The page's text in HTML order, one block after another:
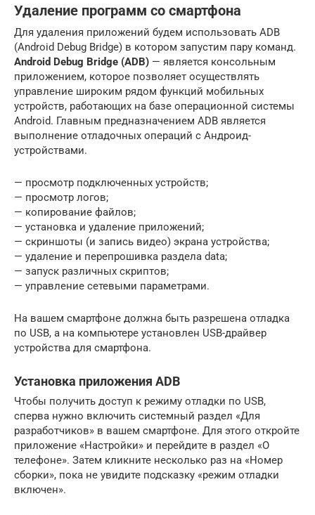
Удаление программ со смартфона
Для удаления приложений будем использовать ADB
(Android Debug Bridge) в котором запустим пару команд.
Android Debug Bridge (ADB) — является консольным
приложением, которое позволяет осуществлять
управление широким рядом функций мобильных
устройств, работающих на базе операционной системы
Android. Главным предназначением ADB является
выполнение отладочных операций с Андроид-
устройствами.
— просмотр подключенных устройств;
— просмотр логов;
— копирование файлов;
— установка и удаление приложений;
— скриншоты (и запись видео) экрана устройства;
— удаление и перепрошивка раздела data;
— запуск различных скриптов;
— управление сетевыми параметрами.
На вашем смартфоне должна быть разрешена отладка
по USB, а на компьютере установлен USB-драйвер
устройства для смартфона.
Установка приложения ADB
Чтобы получить доступ к режиму отладки по USB,
сперва нужно включить системный раздел «Для
разработчиков» в вашем смартфоне. Для этого откройте
приложение «Настройки» и перейдите в раздел «О
телефоне». Затем кликните несколько раз на «Номер
сборки», пока не увидите подсказку «режим отладки
включен».